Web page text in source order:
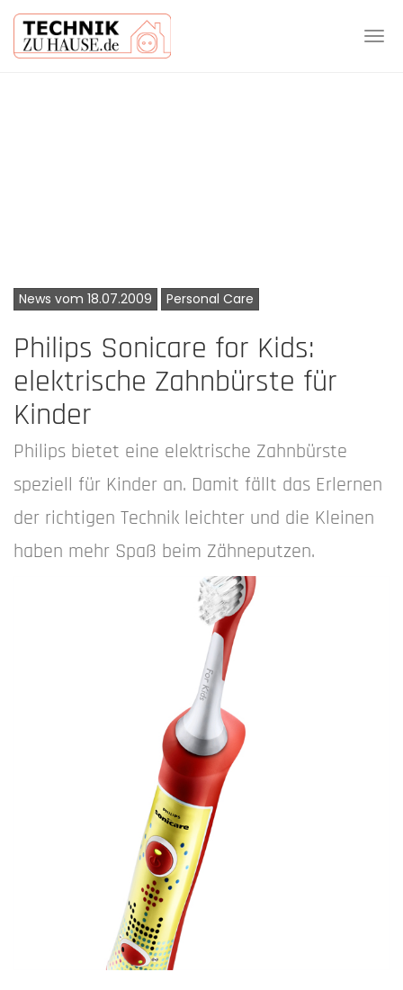
News vom 18.07.2009 Personal Care
Philips Sonicare for Kids:
elektrische Zahnbürste für
Kinder
Philips bietet eine elektrische Zahnbürste
speziell für Kinder an. Damit fällt das Erlernen
der richtigen Technik leichter und die Kleinen
haben mehr Spaß beim Zähneputzen.